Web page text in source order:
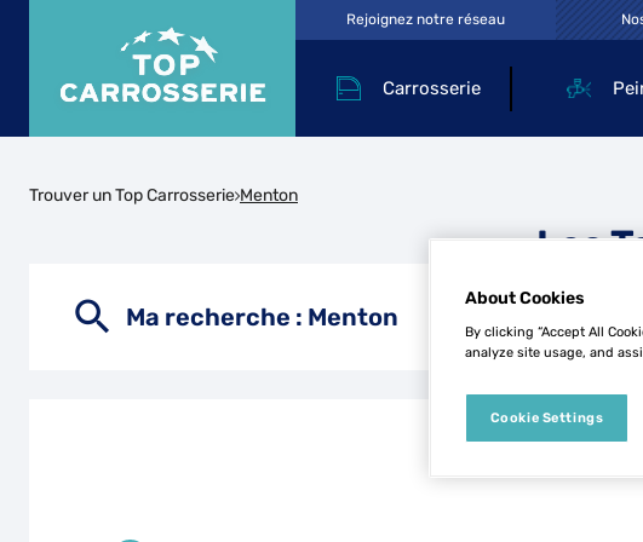
Carrosserie
Rejoignez notre réseau
Trouver un Top Carrosserie Menton
Les
Ma recherche : Menton
About Cookies
By clicking “Accept All
analyze site usage, and
Cookie Settings